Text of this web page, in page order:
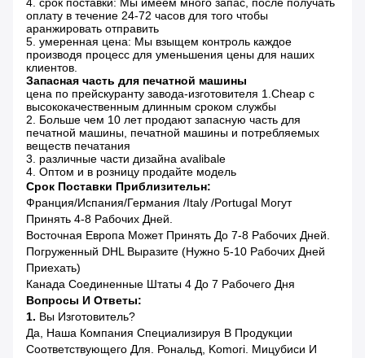
4. срок поставки: Мы имеем много запас, после получать
оплату в течение 24-72 часов для того чтобы
аранжировать отправить
5. умеренная цена: Мы взыщем контроль каждое
производя процесс для уменьшения цены для наших
клиентов.
Запасная часть для печатной машины
цена по прейскуранту завода-изготовителя 1.Cheap с
высококачественным длинным сроком службы
2. Больше чем 10 лет продают запасную часть для
печатной машины, печатной машины и потребляемых
веществ печатания
3. различные части дизайна avalibale
4. Оптом и в розницу продайте модель
Срок Поставки Приблизительн:
Франция/Испания/Германия /Italy /Portugal Могут
Принять 4-8 Рабочих Дней.
Восточная Европа Может Принять До 7-8 Рабочих Дней.
Погруженный DHL Выразите (нужно 5-10 Рабочих Дней
Приехать)
Канада Соединенные Штаты 4 До 7 Рабочего Дня
Вопросы И Ответы:
1. Вы Изготовитель?
Да, Наша Компания Специализируя В Продукции
Соответствующего Для. Рональд, Komori. Мицубиси И